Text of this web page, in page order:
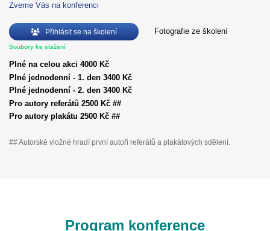
Zveme Vás na konferenci
Přihlásit se na školení Fotografie ze školení
Soubory ke stažení
Plné na celou akci 4000 Kč
Plné jednodenní - 1. den 3400 Kč
Plné jednodenní - 2. den 3400 Kč
Pro autory referátů 2500 Kč ##
Pro autory plakátu 2500 Kč ##
## Autorské vložné hradí první autoři referátů a plakátových sdělení.
Program konference